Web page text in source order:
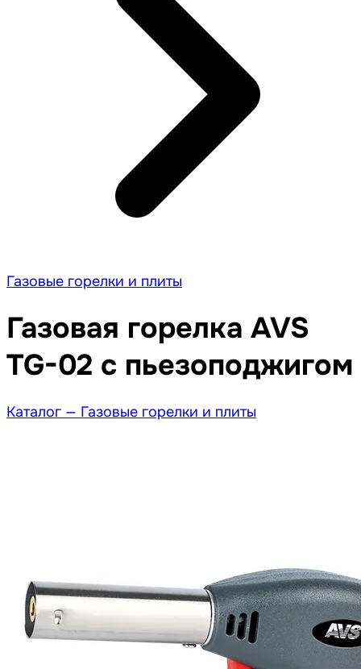
Газовые горелки и плиты
Газовая горелка AVS
TG-02 с пьезоподжигом
Каталог — Газовые горелки и плиты